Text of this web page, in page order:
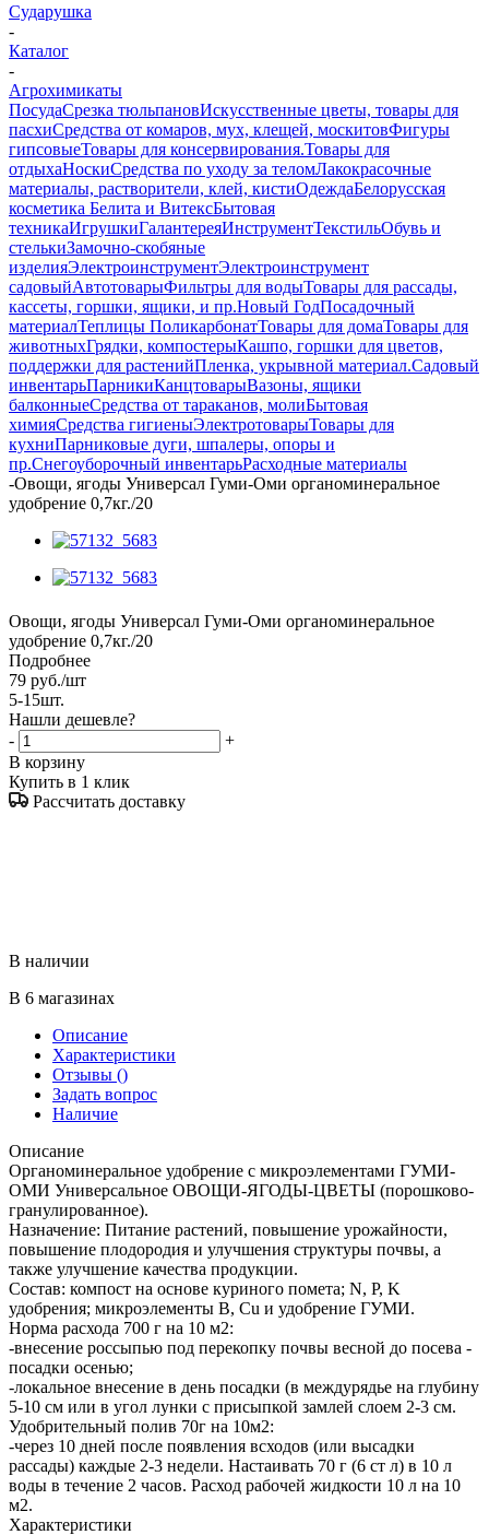
Сударушка
-
Каталог
-
Агрохимикаты
ПосудаСрезка тюльпановИскусственные цветы, товары для
пасхиСредства от комаров, мух, клещей, москитовФигуры
гипсовыеТовары для консервирования.Товары для
отдыхаНоскиСредства по уходу за теломЛакокрасочные
материалы, растворители, клей, кистиОдеждаБелорусская
косметика Белита и ВитексБытовая
техникаИгрушкиГалантереяИнструментТекстильОбувь и
стелькиЗамочно-скобяные
изделияЭлектроинструментЭлектроинструмент
садовыйАвтотоварыФильтры для водыТовары для рассады,
кассеты, горшки, ящики, и пр.Новый ГодПосадочный
материалТеплицы ПоликарбонатТовары для домаТовары для
животныхГрядки, компостерыКашпо, горшки для цветов,
поддержки для растенийПленка, укрывной материал.Садовый
инвентарьПарникиКанцтоварыВазоны, ящики
балконныеСредства от тараканов, молиБытовая
химияСредства гигиеныЭлектротоварыТовары для
кухниПарниковые дуги, шпалеры, опоры и
пр.Снегоуборочный инвентарьРасходные материалы
-Овощи, ягоды Универсал Гуми-Оми органоминеральное
удобрение 0,7кг./20
Овощи, ягоды Универсал Гуми-Оми органоминеральное
удобрение 0,7кг./20
Подробнее
79 руб./шт
5-15шт.
Нашли дешевле?
-
+
В корзину
Купить в 1 клик
Рассчитать доставку
В наличии
В 6 магазинах
Описание
Характеристики
Отзывы ()
Задать вопрос
Наличие
Описание
Органоминеральное удобрение с микроэлементами ГУМИ-
ОМИ Универсальное ОВОЩИ-ЯГОДЫ-ЦВЕТЫ (порошково-
гранулированное).
Назначение: Питание растений, повышение урожайности,
повышение плодородия и улучшения структуры почвы, а
также улучшение качества продукции.
Состав: компост на основе куриного помета; N, P, K
удобрения; микроэлементы B, Cu и удобрение ГУМИ.
Норма расхода 700 г на 10 м2:
-внесение россыпью под перекопку почвы весной до посева -
посадки осенью;
-локальное внесение в день посадки (в междурядье на глубину
5-10 см или в угол лунки с присыпкой замлей слоем 2-3 см.
Удобрительный полив 70г на 10м2:
-через 10 дней после появления всходов (или высадки
рассады) каждые 2-3 недели. Настаивать 70 г (6 ст л) в 10 л
воды в течение 2 часов. Расход рабочей жидкости 10 л на 10
м2.
Характеристики